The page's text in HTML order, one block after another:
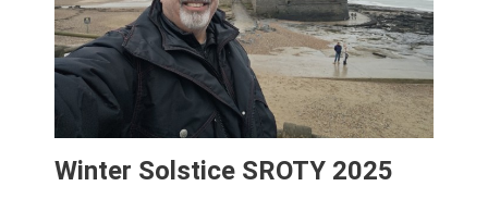
Winter Solstice SROTY 2025